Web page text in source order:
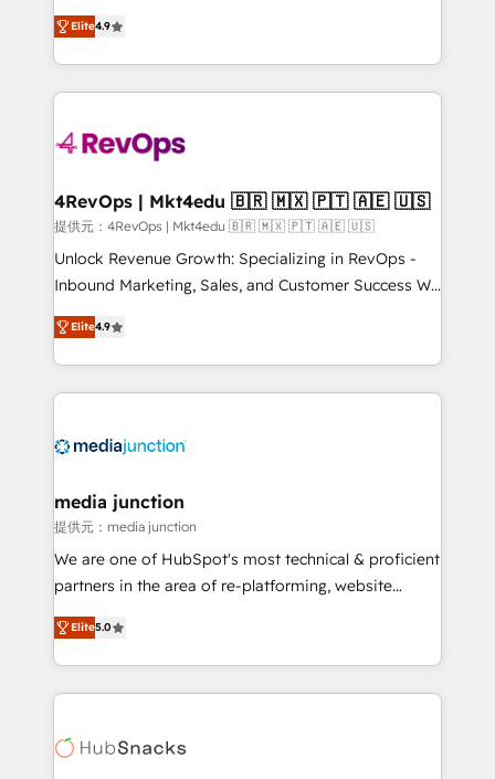
HubSpot experience ✔️Flexible pricing models —
Hourly-fee (assigned one Dedicated HubSpot
requirement). ✔️Helped over 25,000+ customers so
far with our HubSpot solutions. ✔️Bespoke apps &
on-demand bundle services. Connect with us today!
Hire an agency that's experienced in every inch of
HubSpot and willing to work hand-in-hand with your
team to simplify the complex and build a better
experience for your team and customers.
Elite4.9
4RevOps | Mkt4edu 🇧🇷 🇲🇽 🇵🇹 🇦🇪 🇺🇸
提供元：4RevOps | Mkt4edu 🇧🇷 🇲🇽 🇵🇹 🇦🇪 🇺🇸
Unlock Revenue Growth: Specializing in RevOps -
Inbound Marketing, Sales, and Customer Success We
specialize in driving revenue growth for companies
across industries through tailored marketing, sales,
and customer success strategies, utilizing RevOps
methodologies. As Latin America's largest HubSpot
offer unparalleled insights. Operating in five
Mexico, USA, and Portugal—we've executed over a
hundred successful operations. Our approach,
rooted in RevOps principles, integrates analysis,
training, planning, and qualification. Leveraging
inbound marketing tactics, we focus on
understanding, nurturing, and converting leads.
competitive market.
Elite4.9
media junction
提供元：media junction
We are one of HubSpot's most technical & proficient
partners in the area of re-platforming, website
design & development. We specialize in multi-hub
implementations for mid-market & enterprise
companies. We are woman-owned, powered by
coffee, and we ❤️ dogs. We produce award-winning
Impact Award 🏆2022 Technical Expertise Impact
Elite5.0